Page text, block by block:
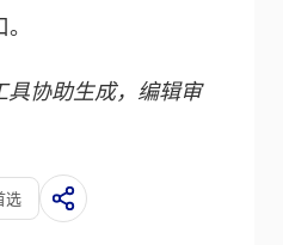
具协助生成，编辑审
选